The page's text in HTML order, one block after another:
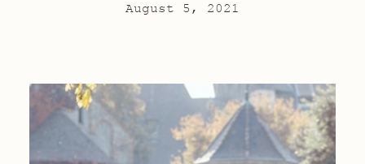
August 5, 2021